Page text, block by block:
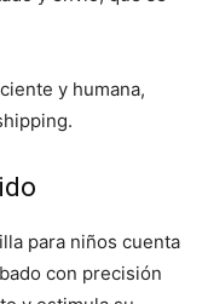
y humana,
para niños cuenta
con precisión